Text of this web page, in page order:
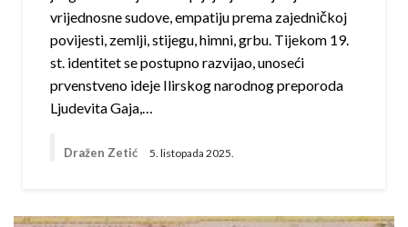
vrijednosne sudove, empatiju prema zajedničkoj
povijesti, zemlji, stijegu, himni, grbu. Tijekom 19.
st. identitet se postupno razvijao, unoseći
prvenstveno ideje Ilirskog narodnog preporoda
Ljudevita Gaja,…
Dražen Zetić 5. listopada 2025.